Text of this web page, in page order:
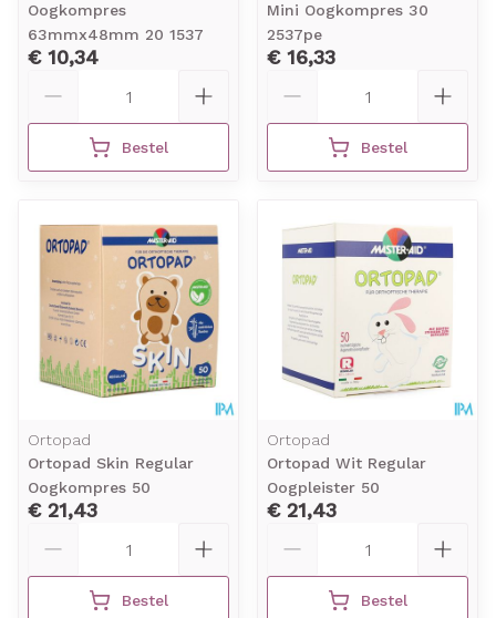
Oogkompres
63mmx48mm 20 1537
€ 10,34
Bestel
Mini Oogkompres 30
2537pe
€ 16,33
Bestel
Ortopad
Ortopad Skin Regular
Oogkompres 50
€ 21,43
Bestel
Ortopad
Ortopad Wit Regular
Oogpleister 50
€ 21,43
Bestel